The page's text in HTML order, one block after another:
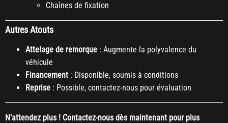
Chaînes de fixation
Autres Atouts
Attelage de remorque : Augmente la polyvalence du
véhicule
Financement : Disponible, soumis à conditions
Reprise : Possible, contactez-nous pour évaluation
N’attendez plus ! Contactez-nous dès maintenant pour plus